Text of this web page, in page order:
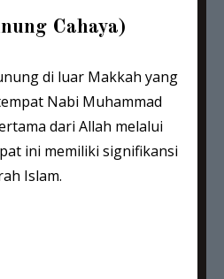
Cahaya)
di luar Makkah yang
Nabi Muhammad
dari Allah melalui
ini memiliki signifikansi
Islam.